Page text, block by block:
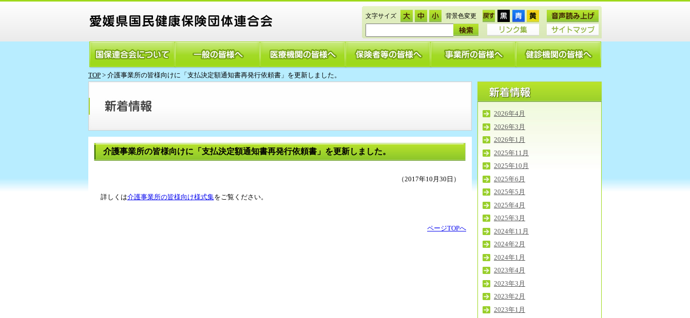
文字サイズ 背景色変更
TOP > 介護事業所の皆様向けに「支払決定額通知書再発行依頼書」を更新しました。
介護事業所の皆様向けに「支払決定額通知書再発行依頼書」を更新しました。
（2017年10月30日）
詳しくは介護事業所の皆様向け様式集をご覧ください。
ページTOPへ
2026年4月
2026年3月
2026年1月
2025年11月
2025年10月
2025年6月
2025年5月
2025年4月
2025年3月
2024年11月
2024年2月
2024年1月
2023年4月
2023年3月
2023年2月
2023年1月